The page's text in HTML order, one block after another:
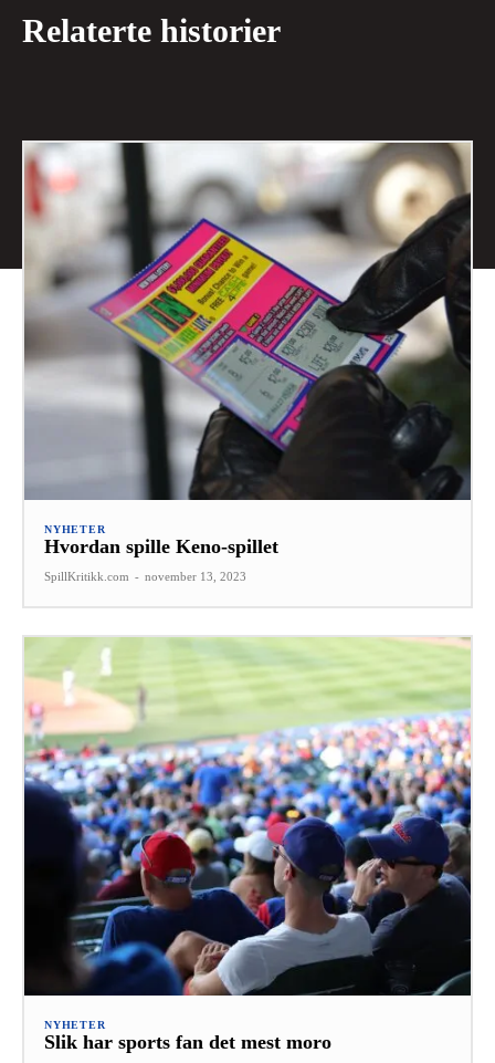
Relaterte historier
NYHETER
Hvordan spille Keno-spillet
SpillKritikk.com - november 13, 2023
NYHETER
Slik har sports fan det mest moro